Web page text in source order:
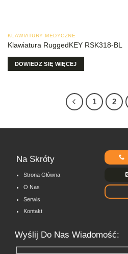
KLAWIATURY MEDYCZNE
Klawiatura RuggedKEY RSK318-BL
DOWIEDZ SIĘ WIĘCEJ
1 2
Na Skróty
Strona Główna
O Nas
Serwis
Kontakt
Wyślij Do Nas Wiadomość: